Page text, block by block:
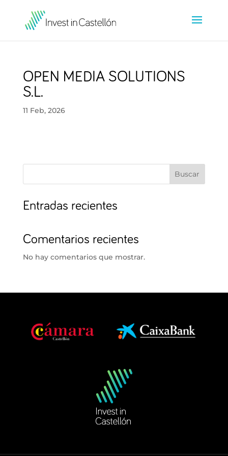
OPEN MEDIA SOLUTIONS
S.L.
11 Feb, 2026
Buscar
Entradas recientes
Comentarios recientes
No hay comentarios que mostrar.